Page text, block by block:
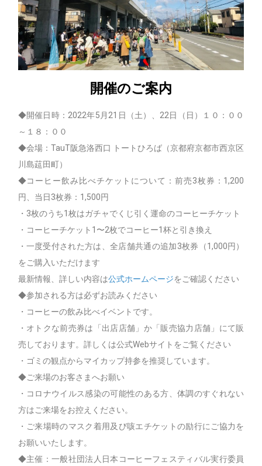
開催のご案内
◆開催日時：2022年5月21日（土）、22日（日）１０：００
～１８：００
◆会場：TauT阪急洛西口 トートひろば（京都府京都市西京区
川島莚田町）
◆コーヒー飲み比べチケットについて：前売3枚券：1,200
円、当日3枚券：1,500円
・3枚のうち1枚はガチャでくじ引く運命のコーヒーチケット
・コーヒーチケット1〜2枚でコーヒー1杯と引き換え
・一度受付された方は、全店舗共通の追加3枚券（1,000円）
をご購入いただけます
最新情報、詳しい内容は公式ホームページをご確認ください
◆参加される方は必ずお読みください
・コーヒーの飲み比べイベントです。
・オトクな前売券は「出店店舗」か「販売協力店舗」にて販
売しております。詳しくは公式Webサイトをご覧ください
・ゴミの観点からマイカップ持参を推奨しています。
◆ご来場のお客さまへお願い
・コロナウイルス感染の可能性のある方、体調のすぐれない
方はご来場をお控えください。
・ご来場時のマスク着用及び咳エチケットの励行にご協力を
お願いいたします。
◆主催：一般社団法人日本コーヒーフェスティバル実行委員